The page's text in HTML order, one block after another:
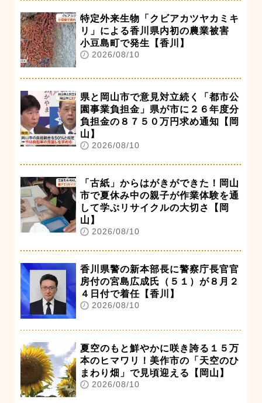
特定外来生物「クビアカツヤカミキ
リ」による香川県内初の農業被害
小豆島町で発生【香川】
2026/08/10
県と岡山市で意見対立続く「都市公
園事業負担金」県が市に２６年度分
負担金の８７５０万円求め通知【岡
山】
2026/08/10
「古紙」からはがきができた！岡山
市で夏休み中の親子が作業体験を通
して学ぶリサイクルの大切さ【岡
山】
2026/08/10
香川県警の新本部長に警察庁長官官
房付の宮島広成氏（５１）が８月２
４日付で着任【香川】
2026/08/10
夏空のもと鮮やかに咲き誇る１５万
本のヒマワリ！美作市の「天空のひ
まわり畑」で見頃迎える【岡山】
2026/08/10